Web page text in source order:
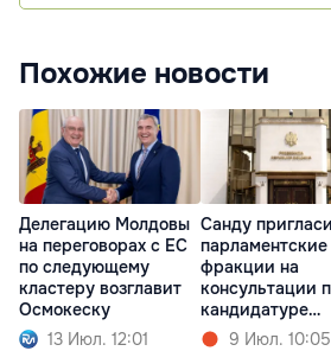
Похожие новости
Делегацию Молдовы
на переговорах с ЕС
по следующему
кластеру возглавит
Осмокеску
13 Июл. 12:01
Санду
парламентские
фракции на
консультации
кандидатуре
премьера
9 Июл. 10:05